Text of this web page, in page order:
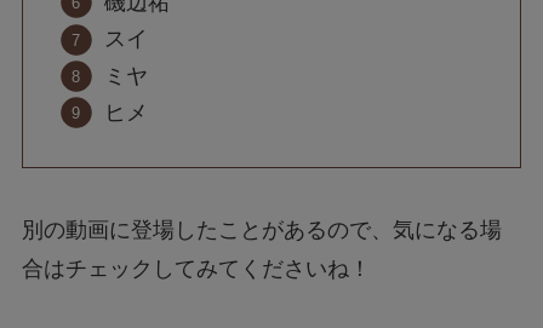
スイ
ミヤ
ヒメ
別の動画に登場したことがあるので、気になる場
合はチェックしてみてくださいね！